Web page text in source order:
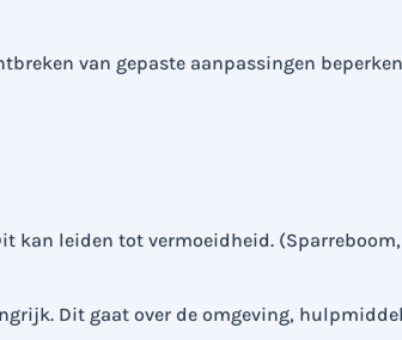
van gepaste aanpassingen
kan leiden tot vermoeidheid.
Dit gaat over de omgeving,